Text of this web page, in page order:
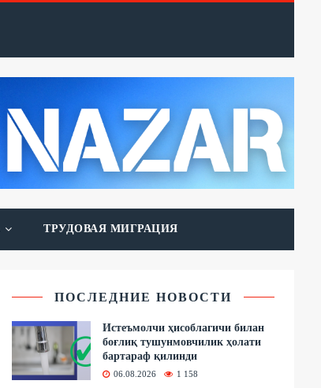
ТРУДОВАЯ МИГРАЦИЯ
ПОСЛЕДНИЕ НОВОСТИ
Истеъмолчи ҳисоблагичи билан
боғлиқ тушунмовчилик ҳолати
бартараф қилинди
06.08.2026 1 158